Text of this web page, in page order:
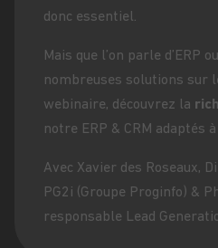
donc essentiel.
Mais que l’on parle d’ERP
nombreuses solutions sur
webinaire, découvrez la
notre ERP & CRM adaptés
Avec Xavier des Roseaux,
PG2i (Groupe Proginfo ) &
responsable Lead